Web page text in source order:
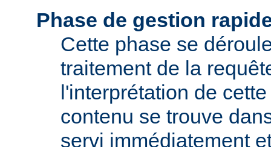
Phase de gestion
Cette phase se
traitement de la
l'interprétation de
contenu se trouve
servi immédiatement